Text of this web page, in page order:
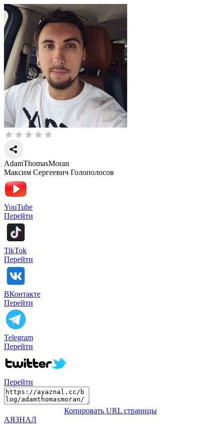
AdamThomasMoran
Максим Сергеевич Голополосов
YouTube
Перейти
TikTok
Перейти
ВКонтакте
Перейти
Telegram
Перейти
Перейти
Копировать URL страницы
АЯЗНАЛ